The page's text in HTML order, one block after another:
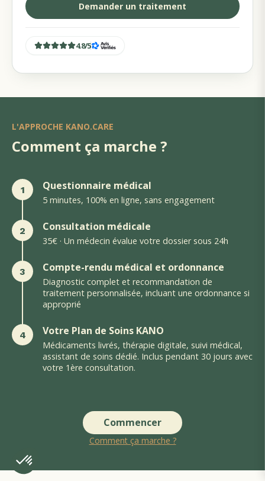
Demander un traitement
4.8/5
L'APPROCHE KANO.CARE
Comment ça marche ?
1 Questionnaire médical
5 minutes, 100% en ligne, sans engagement
2 Consultation médicale
35€ · Un médecin évalue votre dossier sous 24h
3 Compte-rendu médical et ordonnance
Diagnostic complet et recommandation de
traitement personnalisée, incluant une ordonnance si
approprié
4 Votre Plan de Soins KANO
Médicaments livrés, thérapie digitale, suivi médical,
assistant de soins dédié. Inclus pendant 30 jours avec
votre 1ère consultation.
Commencer
Comment ça marche ?